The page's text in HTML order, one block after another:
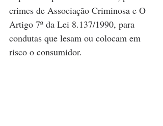
crimes de Associação Criminosa e O
Artigo 7º da Lei 8.137/1990, para
condutas que lesam ou colocam em
risco o consumidor.